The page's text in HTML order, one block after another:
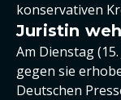
konservativen
Juristin
Am Dienstag
gegen sie
Deutschen